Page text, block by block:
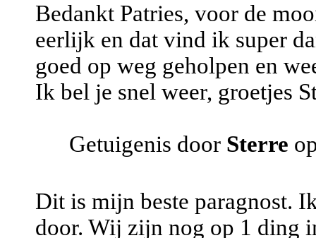
Bedankt Patries, voor de
eerlijk en dat vind ik super
goed op weg geholpen en
Ik bel je snel weer, groetjes
Getuigenis door Sterre
Dit is mijn beste paragnost.
door. Wij zijn nog op 1 ding